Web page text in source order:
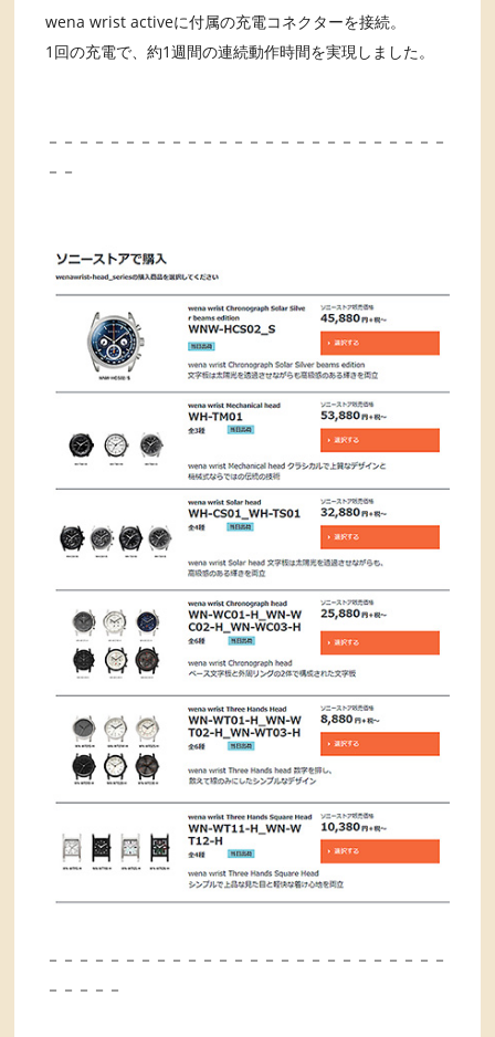
wena wrist activeに付属の充電コネクターを接続。
1回の充電で、約1週間の連続動作時間を実現しました。
－－－－－－－－－－－－－－－－－－－－－－－－－－
－－
－－－－－－－－－－－－－－－－－－－－－－－－－－
－－－－－